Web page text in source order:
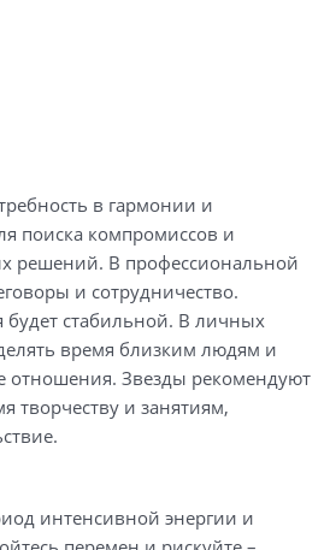
в гармонии и
поиска компромиссов и
решений. В профессиональной
и сотрудничество.
будет стабильной. В личных
время близким людям и
отношения. Звезды рекомендуют
творчеству и занятиям,
интенсивной энергии и